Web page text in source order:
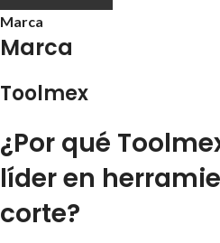
Marca
Marca
Toolmex
¿Por qué
lí­der en
corte?